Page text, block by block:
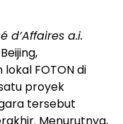
d’Affaires a.i.
Beijing,
FOTON di
proyek
tersebut